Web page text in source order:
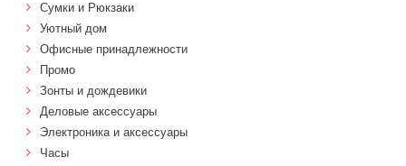
Сумки и Рюкзаки
Уютный дом
Офисные принадлежности
Промо
Зонты и дождевики
Деловые аксессуары
Электроника и аксессуары
Часы